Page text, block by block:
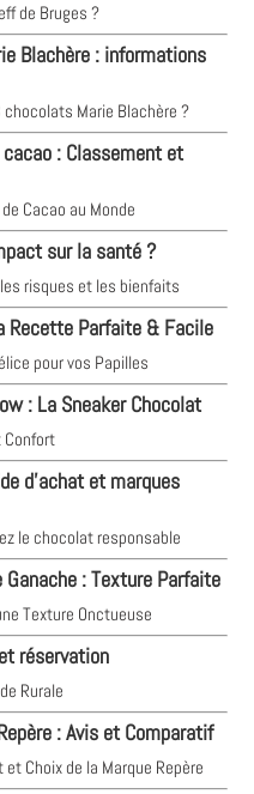
de Bruges ?
Blachère : informations
Marie Blachère ?
: Classement et
Cacao au Monde
sur la santé ?
risques et les bienfaits
Recette Parfaite & Facile
pour vos Papilles
: La Sneaker Chocolat
Confort
d'achat et marques
le chocolat responsable
: Texture Parfaite
Texture Onctueuse
réservation
Rurale
: Avis et Comparatif
Choix de la Marque Repère